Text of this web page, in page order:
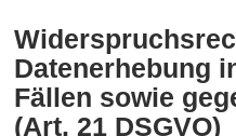
Datenerhebung
Fällen sowie
(Art. 21 DSGVO)